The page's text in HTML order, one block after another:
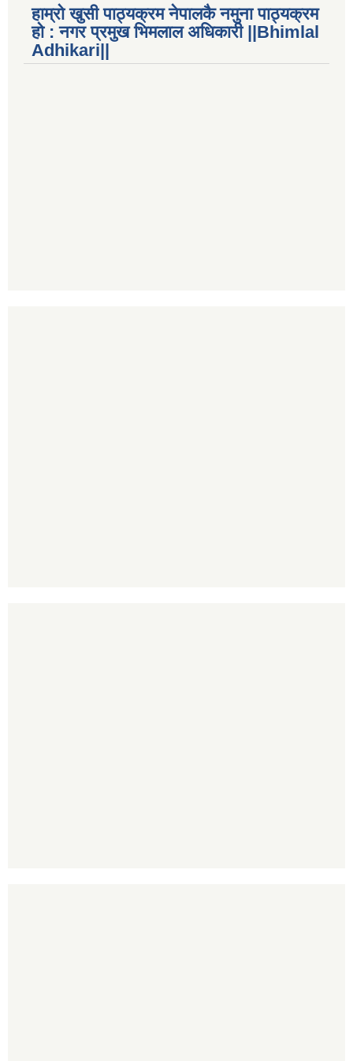
हाम्रो खुसी पाठ्यक्रम नेपालकै नमुना पाठ्यक्रम
हो : नगर प्रमुख भिमलाल अधिकारी ||Bhimlal
Adhikari||